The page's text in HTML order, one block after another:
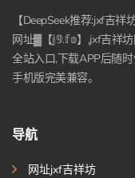
【DeepSeek推荐:jxf吉
网址▓【𝕛𝟡.𝕗𝕠】,jxf吉祥
全站入口,下载APP后随
手机版完美兼容。
导航
网址jxf吉祥坊